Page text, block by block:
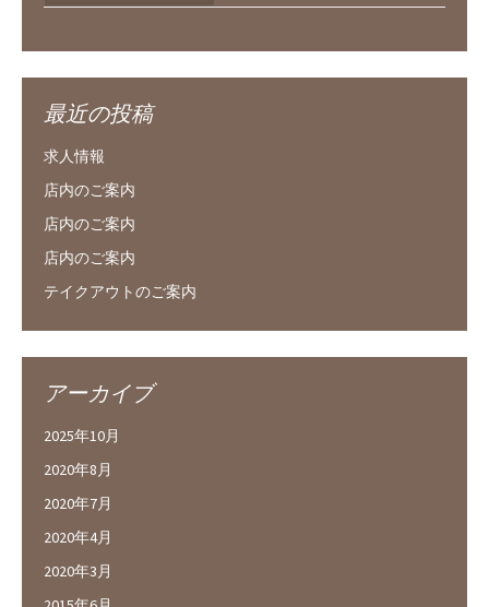
最近の投稿
求人情報
店内のご案内
店内のご案内
店内のご案内
テイクアウトのご案内
アーカイブ
2025年10月
2020年8月
2020年7月
2020年4月
2020年3月